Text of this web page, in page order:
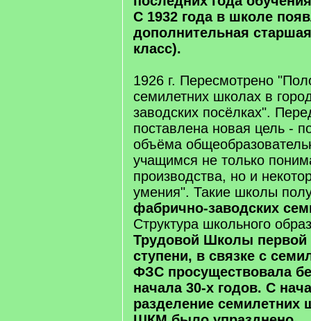
С 1932 года в школе
дополнительная
класс).
1926 г. Пересмотрено
семилетних школах в
заводских посёлках".
поставлена новая цель -
объёма
учащимся не только
производства, но и
умения". Такие школы
фабрично-заводских
Структура школьного
Трудовой Школы первой
ступени, в связке с
ФЗС просуществовала
начала 30-х годов. С
разделение